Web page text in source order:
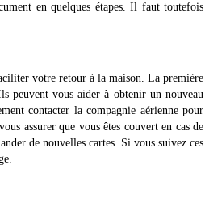
en quelques étapes. Il faut toutefois
votre retour à la maison. La première
peuvent vous aider à obtenir un nouveau
contacter la compagnie aérienne pour
assurer que vous êtes couvert en cas de
de nouvelles cartes. Si vous suivez ces